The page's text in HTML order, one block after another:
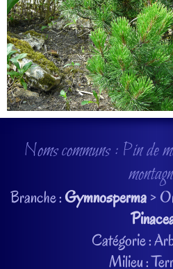
Noms communs : Pin de
Branche :Gymnosperma>
Catégorie :
Milieu :